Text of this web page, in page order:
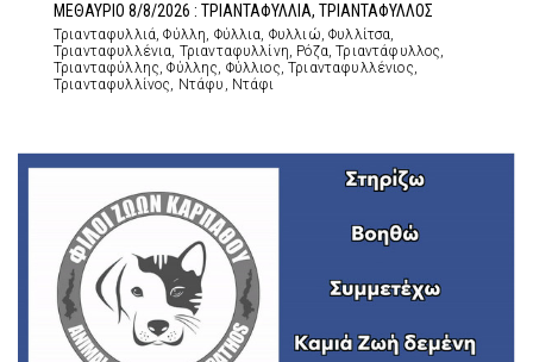
ΜΕΘΑΥΡΙΟ 8/8/2026 : ΤΡΙΑΝΤΑΦΥΛΛΙΑ, ΤΡΙΑΝΤΑΦΥΛΛΟΣ
Τριανταφυλλιά, Φύλλη, Φύλλια, Φυλλιώ, Φυλλίτσα,
Τριανταφυλλένια, Τριανταφυλλίνη, Ρόζα, Τριαντάφυλλος,
Τριανταφύλλης, Φύλλης, Φύλλιος, Τριανταφυλλένιος,
Τριανταφυλλίνος, Ντάφυ, Ντάφι